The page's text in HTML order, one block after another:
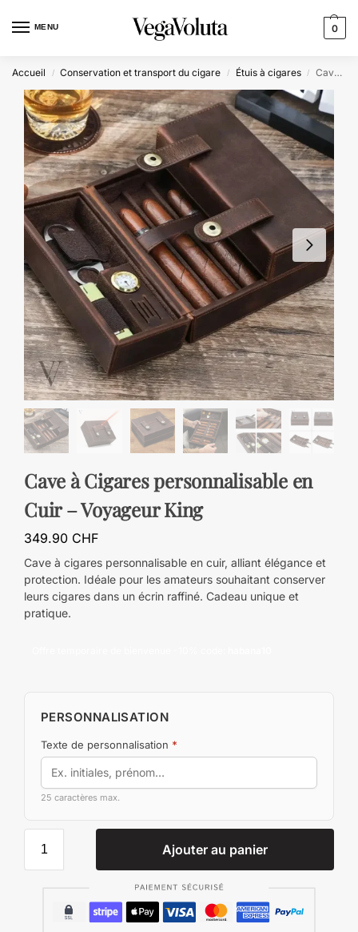
MENU 0
Accueil / Conservation et transport du cigare / Étuis à cigares / Cave à Cigares personnalisable en Cuir – Voyageur King
Cave à Cigares personnalisable en
Cuir – Voyageur King
349.90 CHF
Cave à cigares personnalisable en cuir, alliant élégance et
protection. Idéale pour les amateurs souhaitant conserver
leurs cigares dans un écrin raffiné. Cadeau unique et
pratique.
PERSONNALISATION
Texte de personnalisation *
25 caractères max.
Ajouter au panier